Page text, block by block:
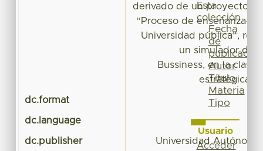
derivado de un proyecto
“Proceso de enseñanza-
Universidad pública”,
un simulador de
Bussiness, en la clase
estratégica
dc.format
dc.language
dc.publisher Universidad
Esta
colección
Fecha
de
publicación
Autor
Título
Materia
Tipo
Usuario
Acceder